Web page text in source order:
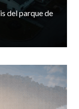
del parque de